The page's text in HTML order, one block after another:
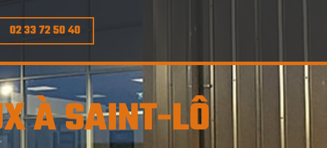
02 33 72 50 40
À SAINT-LÔ